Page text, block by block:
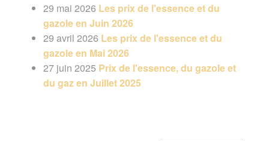
29 mai 2026 Les prix de l'essence et du
gazole en Juin 2026
29 avril 2026 Les prix de l'essence et du
gazole en Mai 2026
27 juin 2025 Prix de l'essence, du gazole et
du gaz en Juillet 2025